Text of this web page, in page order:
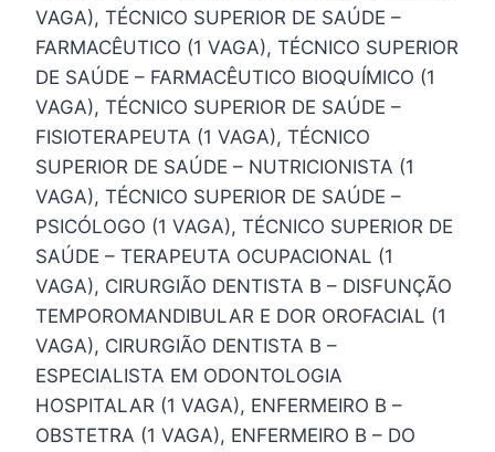
VAGA), TÉCNICO SUPERIOR DE SAÚDE –
FARMACÊUTICO (1 VAGA), TÉCNICO SUPERIOR
DE SAÚDE – FARMACÊUTICO BIOQUÍMICO (1
VAGA), TÉCNICO SUPERIOR DE SAÚDE –
FISIOTERAPEUTA (1 VAGA), TÉCNICO
SUPERIOR DE SAÚDE – NUTRICIONISTA (1
VAGA), TÉCNICO SUPERIOR DE SAÚDE –
PSICÓLOGO (1 VAGA), TÉCNICO SUPERIOR DE
SAÚDE – TERAPEUTA OCUPACIONAL (1
VAGA), CIRURGIÃO DENTISTA B – DISFUNÇÃO
TEMPOROMANDIBULAR E DOR OROFACIAL (1
VAGA), CIRURGIÃO DENTISTA B –
ESPECIALISTA EM ODONTOLOGIA
HOSPITALAR (1 VAGA), ENFERMEIRO B –
OBSTETRA (1 VAGA), ENFERMEIRO B – DO